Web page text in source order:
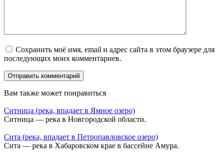
Сохранить моё имя, email и адрес сайта в этом браузере для
последующих моих комментариев.
Вам также может понравиться
Ситница (река, впадает в Ямное озеро)
Ситница — река в Новгородской области.
Сита (река, впадает в Петропавловское озеро)
Сита — река в Хабаровском крае в бассейне Амура.